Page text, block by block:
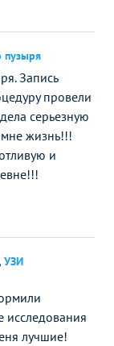
пузыря
Запись
провели
серьезную
мне жизнь!!!
и
УЗИ
исследования
лучшие!